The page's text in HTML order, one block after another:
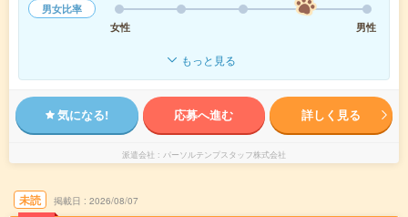
男女比率
女性
男性
もっと見る
気になる! 応募へ進む 詳しく見る
派遣会社 パーソルテンプスタッフ株式会社
未読 掲載日 2026/08/07